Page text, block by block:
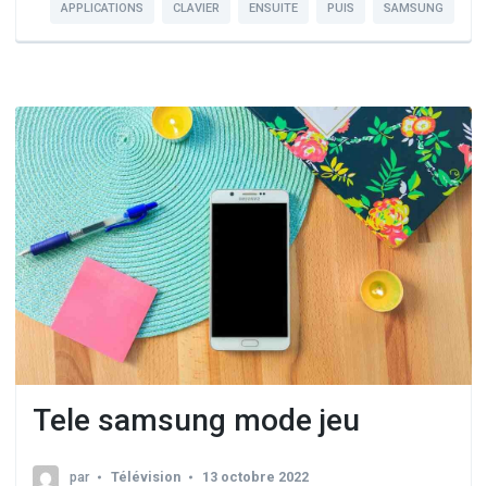
APPLICATIONS CLAVIER ENSUITE PUIS SAMSUNG
Tele samsung mode jeu
par Télévision 13 octobre 2022